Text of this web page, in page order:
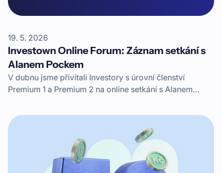
19. 5. 2026
Investown Online Forum: Záznam setkání s
Alanem Pockem
V dubnu jsme přivítali Investory s úrovní členství
Premium 1 a Premium 2 na online setkání s Alanem
Václav Veselý.